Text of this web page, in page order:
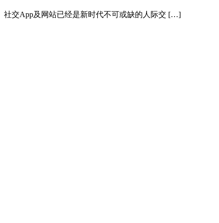
社交App及网站已经是新时代不可或缺的人际交 […]